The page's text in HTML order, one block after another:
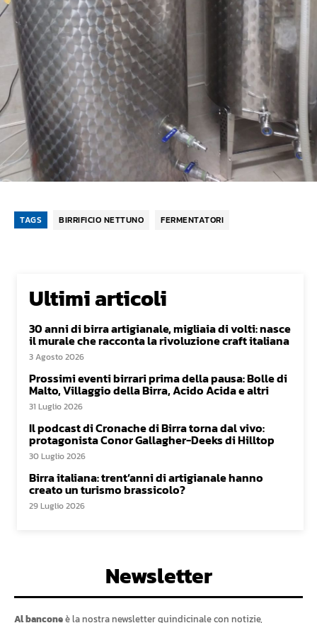
TAGS BIRRIFICIO NETTUNO FERMENTATORI
Ultimi articoli
30 anni di birra artigianale, migliaia di volti: nasce
il murale che racconta la rivoluzione craft italiana
3 Agosto 2026
Prossimi eventi birrari prima della pausa: Bolle di
Malto, Villaggio della Birra, Acido Acida e altri
31 Luglio 2026
Il podcast di Cronache di Birra torna dal vivo:
protagonista Conor Gallagher-Deeks di Hilltop
30 Luglio 2026
Birra italiana: trent’anni di artigianale hanno
creato un turismo brassicolo?
29 Luglio 2026
Newsletter
Al banconeè la nostra newsletter quindicinale con notizie,